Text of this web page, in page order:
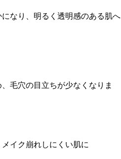
なり、明るく透明感のある肌へ
毛穴の目立ちが少なくなりま
イク崩れしにくい肌に